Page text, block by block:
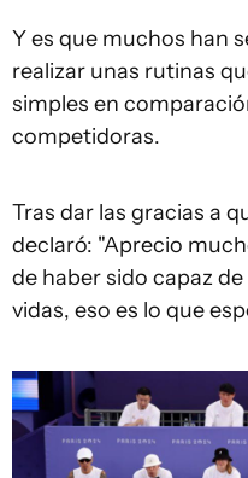
Y es que muchos han
realizar unas rutinas
simples en
competidoras.
Tras dar las gracias a
declaró: "Aprecio
de haber sido capaz
vidas, eso es lo que